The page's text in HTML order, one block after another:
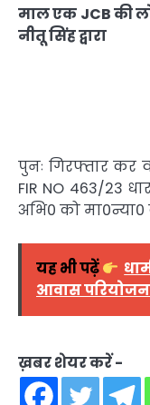
माल एक JCB की
नीतू सिंह द्वारा
पुनः गिरफ्तार कर
FIR NO 463/23
अभि0 को मा0न्या0
यह भी पढ़ें
आवास
ख़बर शेयर करें -